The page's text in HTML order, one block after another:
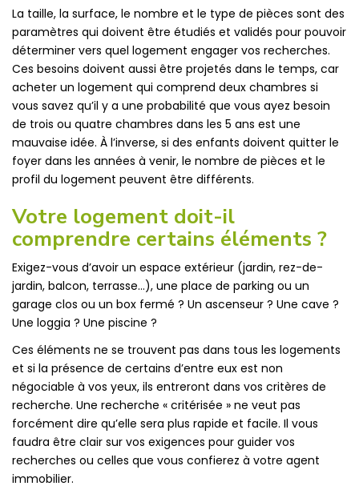
La taille, la surface, le nombre et le type de pièces sont des
paramètres qui doivent être étudiés et validés pour pouvoir
déterminer vers quel logement engager vos recherches.
Ces besoins doivent aussi être projetés dans le temps, car
acheter un logement qui comprend deux chambres si
vous savez qu’il y a une probabilité que vous ayez besoin
de trois ou quatre chambres dans les 5 ans est une
mauvaise idée. À l’inverse, si des enfants doivent quitter le
foyer dans les années à venir, le nombre de pièces et le
profil du logement peuvent être différents.
Votre logement doit-il
comprendre certains éléments ?
Exigez-vous d’avoir un espace extérieur (jardin, rez-de-
jardin, balcon, terrasse…), une place de parking ou un
garage clos ou un box fermé ? Un ascenseur ? Une cave ?
Une loggia ? Une piscine ?
Ces éléments ne se trouvent pas dans tous les logements
et si la présence de certains d’entre eux est non
négociable à vos yeux, ils entreront dans vos critères de
recherche. Une recherche « critérisée » ne veut pas
forcément dire qu’elle sera plus rapide et facile. Il vous
faudra être clair sur vos exigences pour guider vos
recherches ou celles que vous confierez à votre agent
immobilier.